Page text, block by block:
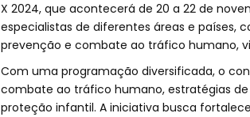
X 2024, que acontecerá de 20 a 22 de
especialistas de diferentes áreas e países,
prevenção e combate ao tráfico humano,
Com uma programação diversificada, o
combate ao tráfico humano, estratégias
proteção infantil. A iniciativa busca